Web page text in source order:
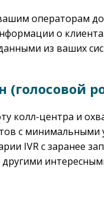
операторам
о
из ваших
(голосовой
колл-центра и
с минимальными
IVR с заранее